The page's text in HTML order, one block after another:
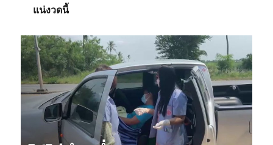
แน่งวดนี้